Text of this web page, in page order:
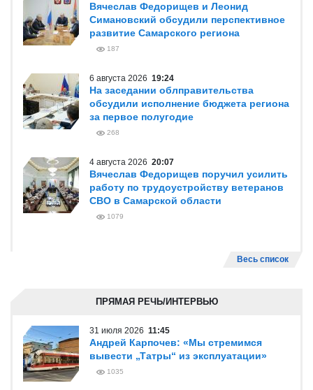
Вячеслав Федорищев и Леонид
Симановский обсудили перспективное
развитие Самарского региона
187
6 августа 2026 19:24
На заседании облправительства
обсудили исполнение бюджета региона
за первое полугодие
268
4 августа 2026 20:07
Вячеслав Федорищев поручил усилить
работу по трудоустройству ветеранов
СВО в Самарской области
1079
Весь список
ПРЯМАЯ РЕЧЬ/ИНТЕРВЬЮ
31 июля 2026 11:45
Андрей Карпочев: «Мы стремимся
вывести „Татры“ из эксплуатации»
1035